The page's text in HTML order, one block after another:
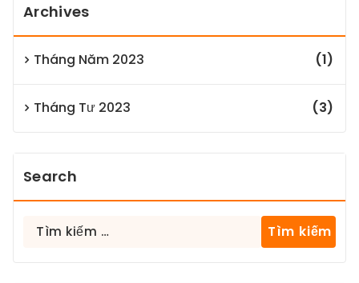
Archives
Tháng Năm 2023 (1)
Tháng Tư 2023 (3)
Search
Tìm